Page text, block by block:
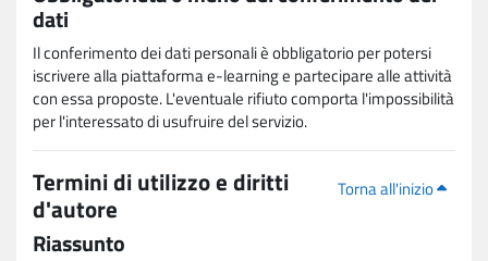
dati
Il conferimento dei dati personali è obbligatorio per potersi
iscrivere alla piattaforma e-learning e partecipare alle attività
con essa proposte. L'eventuale rifiuto comporta l'impossibilità
per l'interessato di usufruire del servizio.
Torna all'inizio
Termini di utilizzo e diritti
d'autore
Riassunto